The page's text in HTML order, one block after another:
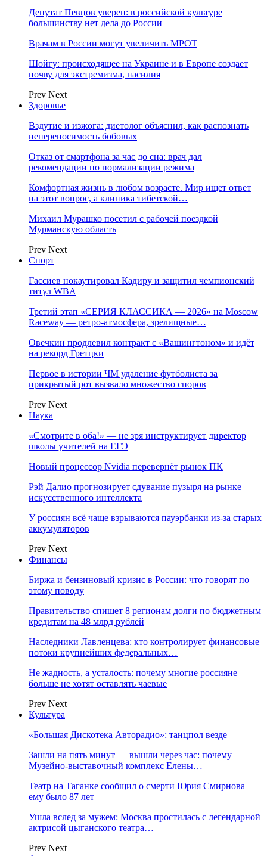
Депутат Певцов уверен: в российской культуре
большинству нет дела до России
Врачам в России могут увеличить МРОТ
Шойгу: происходящее на Украине и в Европе создает
почву для экстремизма, насилия
Prev Next
Здоровье
Вздутие и изжога: диетолог объяснил, как распознать
непереносимость бобовых
Отказ от смартфона за час до сна: врач дал
рекомендации по нормализации режима
Комфортная жизнь в любом возрасте. Мир ищет ответ
на этот вопрос, а клиника тибетской…
Михаил Мурашко посетил с рабочей поездкой
Мурманскую область
Prev Next
Спорт
Гассиев нокаутировал Кадиру и защитил чемпионский
титул WBA
Третий этап «СЕРИЯ КЛАССИКА — 2026» на Moscow
Raceway — ретро‑атмосфера, зрелищные…
Овечкин продлевил контракт с «Вашингтоном» и идёт
на рекорд Гретцки
Первое в истории ЧМ удаление футболиста за
прикрытый рот вызвало множество споров
Prev Next
Наука
«Смотрите в оба!» — не зря инструктирует директор
школы учителей на ЕГЭ
Новый процессор Nvidia перевернёт рынок ПК
Рэй Далио прогнозирует сдувание пузыря на рынке
искусственного интеллекта
У россиян всё чаще взрываются пауэрбанки из-за старых
аккумуляторов
Prev Next
Финансы
Биржа и бензиновый кризис в России: что говорят по
этому поводу
Правительство спишет 8 регионам долги по бюджетным
кредитам на 48 млрд рублей
Наследники Лавленцева: кто контролирует финансовые
потоки крупнейших федеральных…
Не жадность, а усталость: почему многие россияне
больше не хотят оставлять чаевые
Prev Next
Культура
«Большая Дискотека Авторадио»: танцпол везде
Зашли на пять минут — вышли через час: почему
Музейно-выставочный комплекс Елены…
Театр на Таганке сообщил о смерти Юрия Смирнова —
ему было 87 лет
Ушла вслед за мужем: Москва простилась с легендарной
актрисой цыганского театра…
Prev Next